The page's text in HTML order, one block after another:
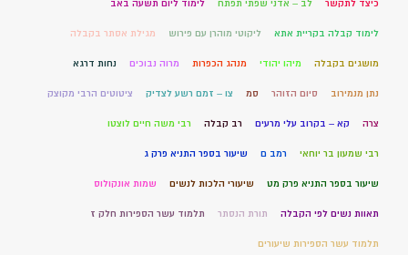
כיצד לתקשר לב – אדני שפתי תפתח לימוד ליום תשעה באב
לימוד קבלה בקריית אתא ליקוטי מוהרן עם פירוש מגילת אסתר בקבלה
מושגים בקבלה מיהו יהודי מנהג הכפרות מרוה נבוכים נחות דרגא
נתן מנמירוב סיום הזוהר סמ צו – זמם רשע לצדיק ציטוטים הרבי מקוצק
צרה קא – בקרוב עלי מרעים רב קבלה רבי משה חיים לוצטו
רבי שמעון בר יוחאי רמב ם שיעור בספר התניא פרק ג
שיעור בספר התניא פרק מט שיעורי הלכות לנשים שמות אונקולוס
תאוות נשים לפי הקבלה תורת הנסתר תלמוד עשר הספירות חלק ז
תלמוד עשר הספירות שיעורים